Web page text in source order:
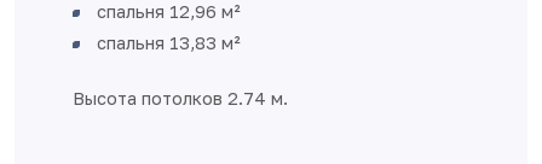
12,96 м²
13,83 м²
потолков 2.74 м.